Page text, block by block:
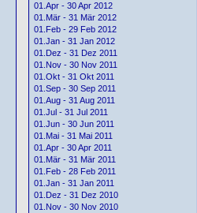
01.Apr - 30 Apr 2012
01.Mär - 31 Mär 2012
01.Feb - 29 Feb 2012
01.Jan - 31 Jan 2012
01.Dez - 31 Dez 2011
01.Nov - 30 Nov 2011
01.Okt - 31 Okt 2011
01.Sep - 30 Sep 2011
01.Aug - 31 Aug 2011
01.Jul - 31 Jul 2011
01.Jun - 30 Jun 2011
01.Mai - 31 Mai 2011
01.Apr - 30 Apr 2011
01.Mär - 31 Mär 2011
01.Feb - 28 Feb 2011
01.Jan - 31 Jan 2011
01.Dez - 31 Dez 2010
01.Nov - 30 Nov 2010